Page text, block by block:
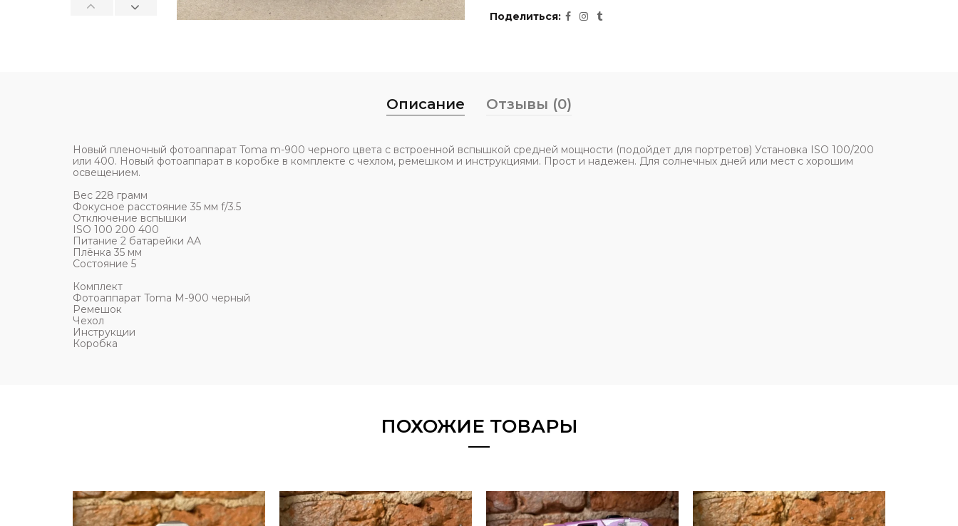
Поделиться
Описание Отзывы (0)
Новый пленочный фотоаппарат Toma m-900 черного цвета с встроенной вспышкой средней мощности (подойдет для портретов) Установка ISO 100/200
или 400. Новый фотоаппарат в коробке в комплекте с чехлом, ремешком и инструкциями. Прост и надежен. Для солнечных дней или мест с хорошим
освещением.
Вес 228 грамм
Фокусное расстояние 35 мм f/3.5
Отключение вспышки
ISO 100 200 400
Питание 2 батарейки AA
Плёнка 35 мм
Состояние 5
Комплект
Фотоаппарат Toma M-900 черный
Ремешок
Чехол
Инструкции
Коробка
ПОХОЖИЕ ТОВАРЫ